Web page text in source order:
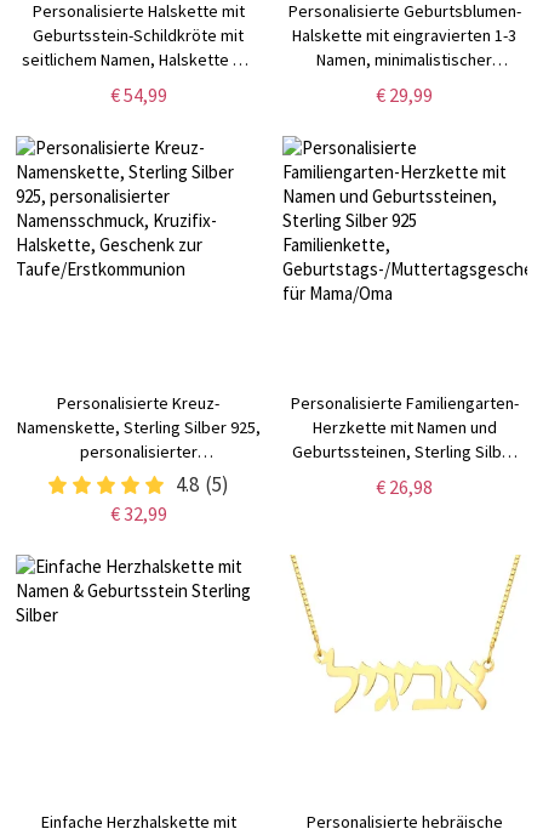
Personalisierte Halskette mit
Geburtsstein-Schildkröte mit
seitlichem Namen, Halskette mit
Schildkröten-Anhänger aus
Sterlingsilber 925,
Geburtstags-/Weihnachts-/Muttertagsgeschenk
für Familie/Freunde
€ 54,99
Personalisierte Geburtsblumen-
Halskette mit eingravierten 1-3
Namen, minimalistischer
Schmuck,
Weihnachts-/Geburtstags-/
Freunde/Mama/Sie
€ 29,99
Personalisierte Kreuz-
Namenskette, Sterling Silber 925,
personalisierter
Namensschmuck, Kruzifix-
Halskette, Geschenk zur
Taufe/Erstkommunion
4.8 (5)
€ 32,99
Personalisierte Familiengarten-
Herzkette mit Namen und
Geburtssteinen, Sterling Silber
925 Familienkette,
Geburtstags-/Muttertagsgeschenk
€ 26,98
Einfache Herzhalskette mit
Personalisierte hebräische